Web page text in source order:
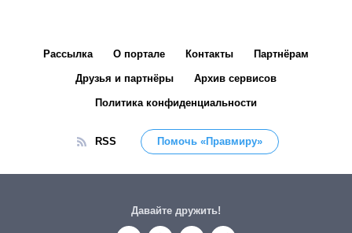
Рассылка О портале Контакты Партнёрам
Друзья и партнёры Архив сервисов
Политика конфиденциальности
RSS Помочь «Правмиру»
Давайте дружить!